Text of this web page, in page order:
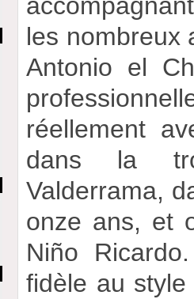
les nombreux
Antonio el
réellement
dans la
Valderrama,
onze ans, et
Niño
fidèle au